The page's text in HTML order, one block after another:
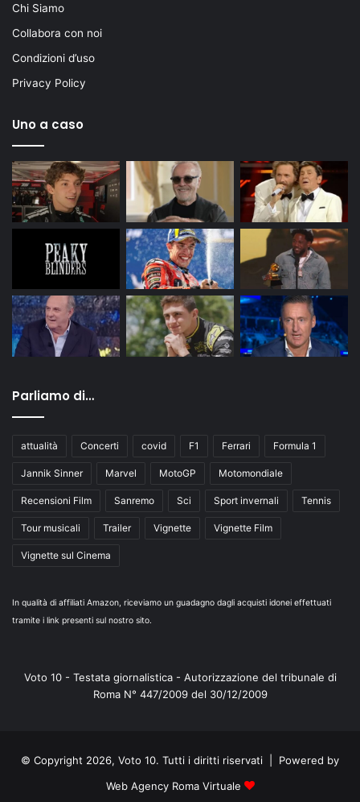
Chi Siamo
Collabora con noi
Condizioni d’uso
Privacy Policy
Uno a caso
Parliamo di…
attualità Concerti covid F1 Ferrari Formula 1
Jannik Sinner Marvel MotoGP Motomondiale
Recensioni Film Sanremo Sci Sport invernali Tennis
Tour musicali Trailer Vignette Vignette Film
Vignette sul Cinema
In qualità di affiliati Amazon, riceviamo un guadagno dagli acquisti idonei effettuati
tramite i link presenti sul nostro sito.
Voto 10 - Testata giornalistica - Autorizzazione del tribunale di
Roma N° 447/2009 del 30/12/2009
© Copyright 2026, Voto 10. Tutti i diritti riservati | Powered by
Web Agency Roma Virtuale